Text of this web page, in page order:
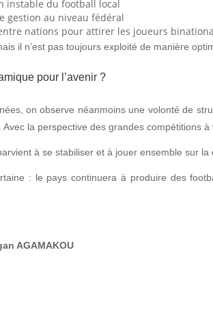
instable du football local
gestion au niveau fédéral
nations pour attirer les joueurs
il n’est pas toujours exploité de manière
pour l’avenir ?
on observe néanmoins une volonté de
la perspective des grandes compétitions à
à se stabiliser et à jouer ensemble sur
: le pays continuera à produire des
AGAMAKOU